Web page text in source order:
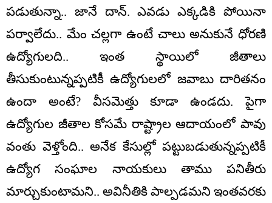
పడుతున్నా.. జానే దాన్. ఎవడు ఎక్కడికి పోయినా
పర్వాలేదు.. మేం చల్లగా ఉంటే చాలు అనుకునే ధోరణి
ఉద్యోగులది.. ఇంత స్థాయిలో జీతాలు
తీసుకుంటున్నప్పటికీ ఉద్యోగులలో జవాబు దారితనం
ఉందా అంటే? వీసమెత్తు కూడా ఉండదు. పైగా
ఉద్యోగుల జీతాల కోసమే రాష్ట్రాల ఆదాయంలో పావు
వంతు వెళ్తోంది.. అనేక కేసుల్లో పట్టుబడుతున్నప్పటికీ
ఉద్యోగ సంఘాల నాయకులు తాము పనితీరు
మార్చుకుంటామని.. అవినీతికి పాల్పడమని ఇంతవరకు